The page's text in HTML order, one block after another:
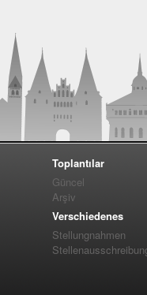
Toplantılar
Güncel
Arşiv
Verschiedenes
Stellungnahmen